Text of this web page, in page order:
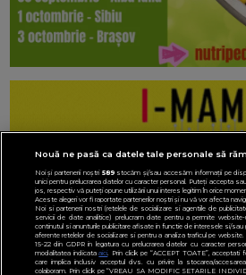
Nouă ne pasă ca datele tale personale să
Noi și partenerii noștri 589stocăm și/sau accesăm informații pe
unici pentru prelucrarea datelor cu caracter personal. Puteți accepta
jos, respectiv vă puteți opune utilizării unui interes legitim în orice
Aceste alegeri vor fi raportate partenerilor noștri și nu vă vor afecta
Noi si partenerii nostri (retelele de socializare si agentiile de
servicii de date analitice) prelucram date pentru a permite
continutul si anunturile publicitare afisate in functie de interesele si/
aferente retelelor de socializare si pentru a analiza traficul pe
15-22 din GDPR in legatura cu prelucrarea datelor cu caracter
modalitatea indicataaici. Prin click pe “ACCEPT TOATE”, acceptati
care implica inclusiv acceptul dvs. cu privire la stocarea/
colaboram. Prin click pe “VREAU SA MODIFIC SETARILE